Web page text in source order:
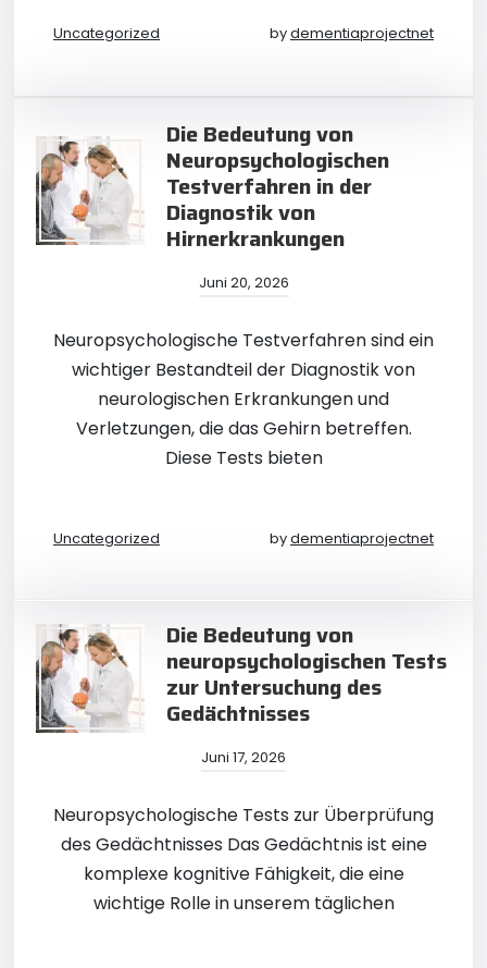
Uncategorized bydementiaprojectnet
Die Bedeutung von
Neuropsychologischen
Testverfahren in der
Diagnostik von
Hirnerkrankungen
Juni 20, 2026
Neuropsychologische Testverfahren sind ein
wichtiger Bestandteil der Diagnostik von
neurologischen Erkrankungen und
Verletzungen, die das Gehirn betreffen.
Diese Tests bieten
Uncategorized bydementiaprojectnet
Die Bedeutung von
neuropsychologischen Tests
zur Untersuchung des
Gedächtnisses
Juni 17, 2026
Neuropsychologische Tests zur Überprüfung
des Gedächtnisses Das Gedächtnis ist eine
komplexe kognitive Fähigkeit, die eine
wichtige Rolle in unserem täglichen